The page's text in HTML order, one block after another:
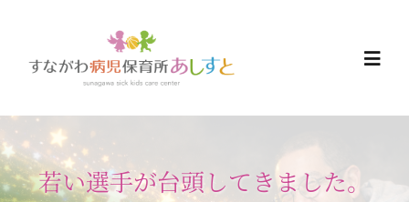
content
HOME
お知らせ
若い選手が台頭してきました。